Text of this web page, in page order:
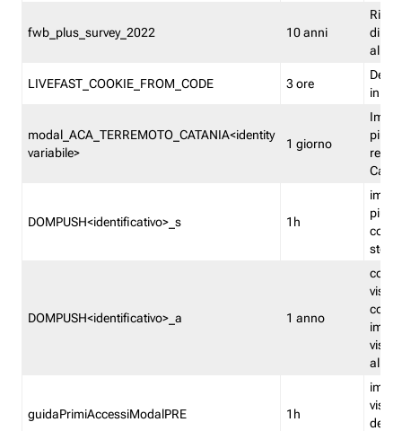
fwb_plus_survey_2022 10 anni
di
LIVEFAST_COOKIE_FROM_CODE 3 ore
in
modal_ACA_TERREMOTO_CATANIA<identity
variabile>
1 giorno
più
DOMPUSH<identificativo>_s 1h
più
DOMPUSH<identificativo>_a 1 anno
guidaPrimiAccessiModalPRE 1h
della